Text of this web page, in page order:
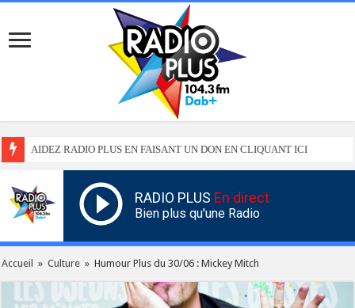
AIDEZ RADIO PLUS EN FAISANT UN DON EN CLIQUANT ICI
RADIO PLUS En direct
Bien plus qu'une Radio
Accueil » Culture » Humour Plus du 30/06 : Mickey Mitch